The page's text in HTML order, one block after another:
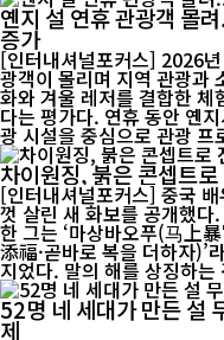
옌지 설 연휴 관광객 몰
증가
[인터내셔널포커스] 2026
광객이 몰리며 지역 관광과
화와 겨울 레저를 결합한
다는 평가다. 연휴 동안 옌지시는 조선족 민속 체험과 공연, 겨울 관
광 시설을 중심으로 관광 프
차이원징, 붉은 콘셉트
[인터내셔널포커스] 중국
껏 살린 새 화보를 공개했
한 그는 ‘마상바오푸(马上
添福·곧바로 복을 더하자)’
지었다. 말의 해를 상징하
52명 네 세대가 만든 설
제